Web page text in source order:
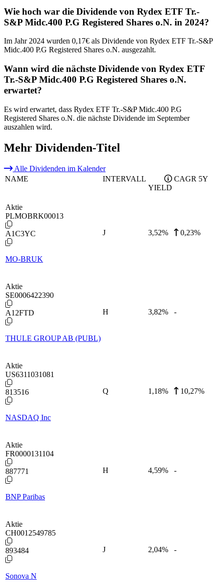
Wie hoch war die Dividende von Rydex ETF Tr.-
S&P Midc.400 P.G Registered Shares o.N. in 2024?
Im Jahr 2024 wurden 0,17€ als Dividende von Rydex ETF Tr.-S&P
Midc.400 P.G Registered Shares o.N. ausgezahlt.
Wann wird die nächste Dividende von Rydex ETF
Tr.-S&P Midc.400 P.G Registered Shares o.N.
erwartet?
Es wird erwartet, dass Rydex ETF Tr.-S&P Midc.400 P.G
Registered Shares o.N. die nächste Dividende im September
auszahlen wird.
Mehr Dividenden-Titel
Alle Dividenden im Kalender
NAME
INTERVALL
YIELD
CAGR 5Y
Aktie
PLMOBRK00013
A1C3YC
MO-BRUK
J 3,52% 0,23%
Aktie
SE0006422390
A12FTD
THULE GROUP AB (PUBL)
H 3,82% -
Aktie
US6311031081
813516
NASDAQ Inc
Q 1,18% 10,27%
Aktie
FR0000131104
887771
BNP Paribas
H 4,59% -
Aktie
CH0012549785
893484
Sonova N
J 2,04% -